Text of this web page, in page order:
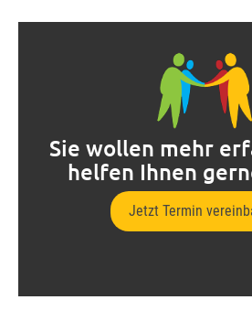
Sie wollen mehr
helfen Ihnen
Jetzt Termin